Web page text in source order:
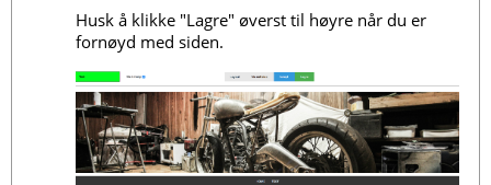
Husk å klikke "Lagre" øverst til høyre når du er
fornøyd med siden.